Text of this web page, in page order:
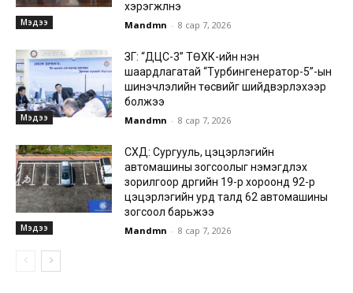
Мэдээ
хэрэгжүүлнэ
Mandmn - 8 сар 7, 2026
Мэдээ
ЗГ: “ДЦС-3” ТӨХК-ийн нэн
шаардлагатай “Турбингенератор-5”-ын
шинэчлэлийн төсвийг шийдвэрлэхээр
болжээ
Mandmn - 8 сар 7, 2026
Мэдээ
СХД: Сургууль, цэцэрлэгийн
автомашины зогсоолыг нэмэгдүүлэх
зорилгоор дүүргийн 19-р хороонд 92-р
цэцэрлэгийн урд талд 62 автомашины
зогсоол барьжээ
Mandmn - 8 сар 7, 2026